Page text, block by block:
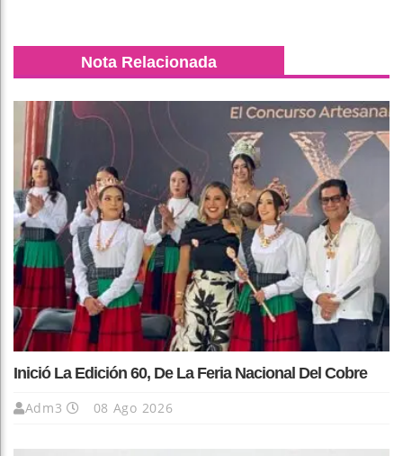
Nota Relacionada
Inició La Edición 60, De La Feria Nacional Del Cobre
Adm3 08 Ago 2026